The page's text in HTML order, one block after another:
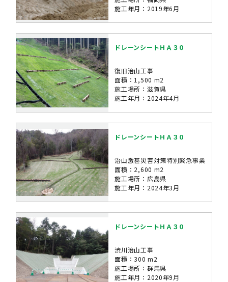
施工年月：2019年6月
ドレーンシートＨＡ３０
復旧治山工事
面積：1,500 m2
施工場所：滋賀県
施工年月：2024年4月
ドレーンシートＨＡ３０
治山激甚災害対策特別緊急事業
面積：2,600 m2
施工場所：広島県
施工年月：2024年3月
ドレーンシートＨＡ３０
渋川治山工事
面積：300 m2
施工場所：群馬県
施工年月：2020年9月